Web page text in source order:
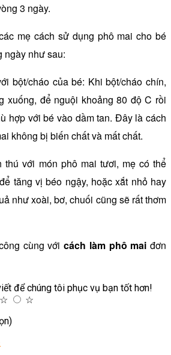
3 ngày.
mẹ cách sử dụng phô mai cho bé
ngày như sau:
bột/cháo của bé: Khi bột/cháo chín,
xuống, để nguội khoảng 80 độ C rồi
hợp với bé vào dầm tan. Đây là cách
không bị biến chất và mất chất.
với món phô mai tươi, mẹ có thể
tăng vị béo ngậy, hoặc xắt nhỏ hay
như xoài, bơ, chuối cũng sẽ rất thơm
cùng vớicách làm phô mai đơn
để chúng tôi phục vụ bạn tốt hơn!
☆
☆